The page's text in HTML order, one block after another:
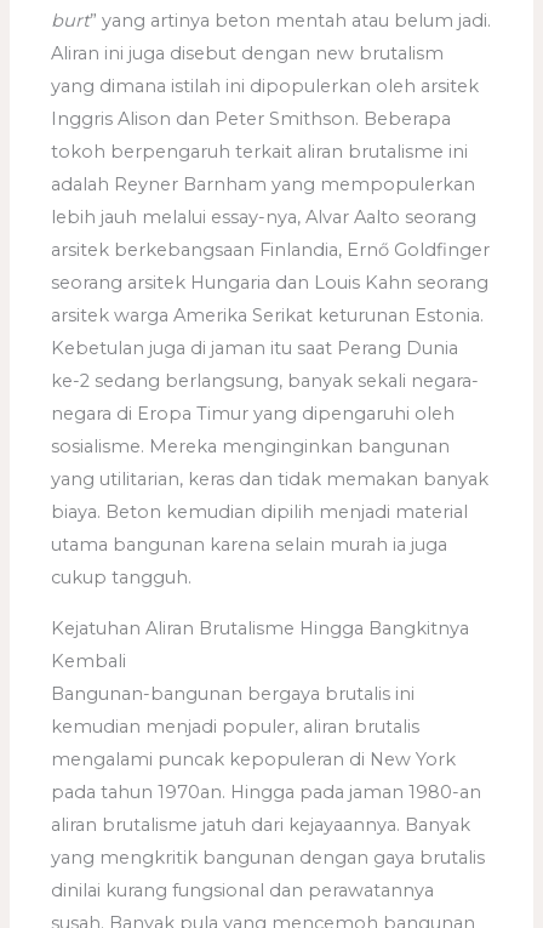
burt” yang artinya beton mentah atau belum jadi.
Aliran ini juga disebut dengan new brutalism
yang dimana istilah ini dipopulerkan oleh arsitek
Inggris Alison dan Peter Smithson. Beberapa
tokoh berpengaruh terkait aliran brutalisme ini
adalah Reyner Barnham yang mempopulerkan
lebih jauh melalui essay-nya, Alvar Aalto seorang
arsitek berkebangsaan Finlandia, Ernő Goldfinger
seorang arsitek Hungaria dan Louis Kahn seorang
arsitek warga Amerika Serikat keturunan Estonia.
Kebetulan juga di jaman itu saat Perang Dunia
ke-2 sedang berlangsung, banyak sekali negara-
negara di Eropa Timur yang dipengaruhi oleh
sosialisme. Mereka menginginkan bangunan
yang utilitarian, keras dan tidak memakan banyak
biaya. Beton kemudian dipilih menjadi material
utama bangunan karena selain murah ia juga
cukup tangguh.
Kejatuhan Aliran Brutalisme Hingga Bangkitnya
Kembali
Bangunan-bangunan bergaya brutalis ini
kemudian menjadi populer, aliran brutalis
mengalami puncak kepopuleran di New York
pada tahun 1970an. Hingga pada jaman 1980-an
aliran brutalisme jatuh dari kejayaannya. Banyak
yang mengkritik bangunan dengan gaya brutalis
dinilai kurang fungsional dan perawatannya
susah. Banyak pula yang mencemoh bangunan